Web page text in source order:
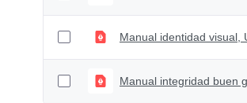
Manual identidad visual,
Manual integridad buen